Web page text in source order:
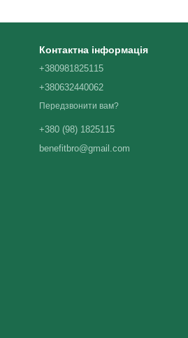
Контактна інформація
+380981825115
+380632440062
Передзвонити вам?
+380 (98) 1825115
benefitbro@gmail.com